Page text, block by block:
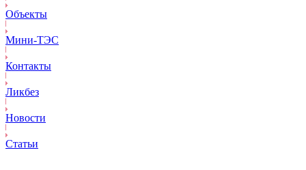
Объекты
Mини-ТЭС
Контакты
Ликбез
Новости
Статьи